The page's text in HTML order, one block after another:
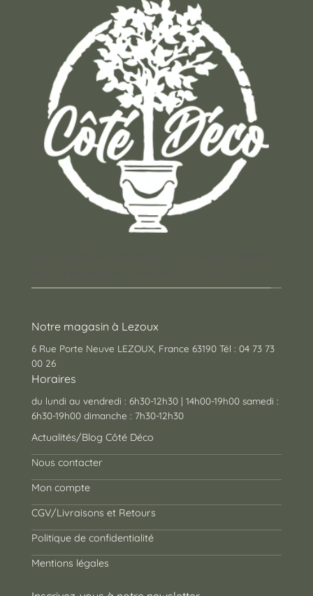
Notre magasin à Lezoux
6 Rue Porte Neuve LEZOUX, France 63190 Tél : 04 73 73
00 26
Horaires
du lundi au vendredi : 6h30-12h30 | 14h00-19h00 samedi :
6h30-19h00 dimanche : 7h30-12h30
Actualités/Blog Côté Déco
Nous contacter
Mon compte
CGV/Livraisons et Retours
Politique de confidentialité
Mentions légales